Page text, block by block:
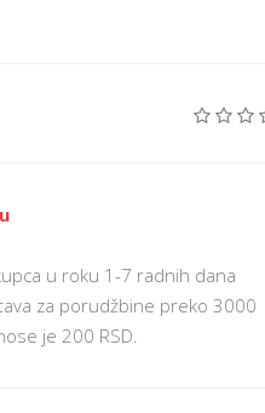
u roku 1-7 radnih dana
za porudžbine preko 3000
je 200 RSD.